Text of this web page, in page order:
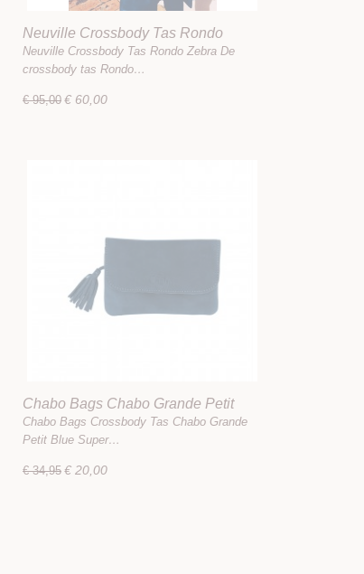
Neuville Crossbody Tas Rondo
Zebra
Neuville Crossbody Tas Rondo Zebra De
crossbody tas Rondo…
€ 95,00 € 60,00
Chabo Bags Chabo Grande Petit
Blue
Chabo Bags Crossbody Tas Chabo Grande
Petit Blue Super…
€ 34,95 € 20,00